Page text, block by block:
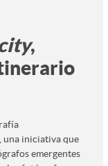
,
, una iniciativa que
emergentes